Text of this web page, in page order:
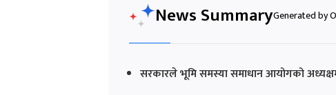
News SummaryGenerated by
सरकारले भूमि समस्या समाधान आयोगको